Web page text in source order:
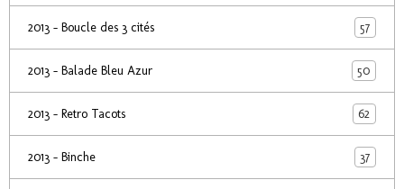
2013 - Boucle des 3 cités 57
2013 - Balade Bleu Azur 50
2013 - Retro Tacots 62
2013 - Binche 37